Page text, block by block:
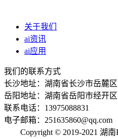
关于我们
ai资讯
ai应用
我们的联系方式
长沙地址：湖南省长沙市岳麓
岳阳地址：湖南省岳阳市经开
联系电话：13975088831
电子邮箱：251635860@qq.com
Copyright © 2019-2021 湖